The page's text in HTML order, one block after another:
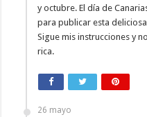
y octubre. El día de
para publicar esta
Sigue mis instrucciones y
rica.
26 mayo